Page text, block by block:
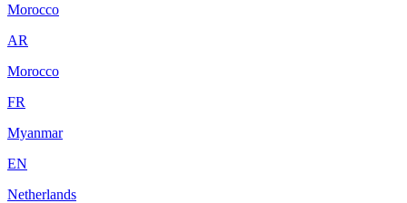
Morocco
AR
Morocco
FR
Myanmar
EN
Netherlands